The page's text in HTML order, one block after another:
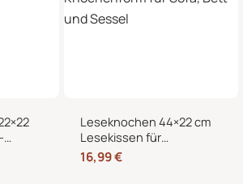
Leseknochen 44×22 cm
Lesekissen für
Erwachsene –
Nackenkissen in
16,99€